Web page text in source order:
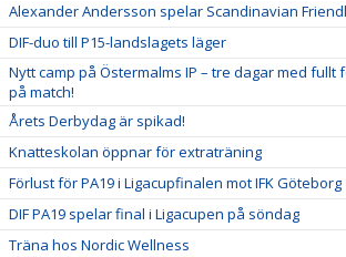
Alexander Andersson spelar Scandinavian
DIF-duo till P15-landslagets läger
Nytt camp på Östermalms IP – tre dagar med fullt
på match!
Årets Derbydag är spikad!
Knatteskolan öppnar för extraträning
Förlust för PA19 i Ligacupfinalen mot IFK Göteborg
DIF PA19 spelar final i Ligacupen på söndag
Träna hos Nordic Wellness